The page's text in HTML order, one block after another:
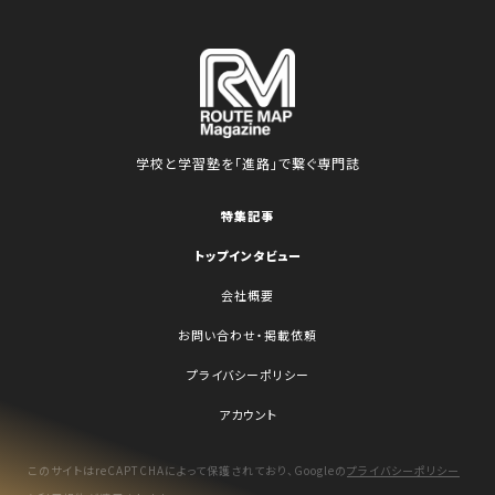
学校と学習塾を「進路」で繋ぐ専門誌
特集記事
トップインタビュー
会社概要
お問い合わせ・掲載依頼
プライバシーポリシー
アカウント
このサイトはreCAPTCHAによって保護されており、Googleのプライバシーポリシー